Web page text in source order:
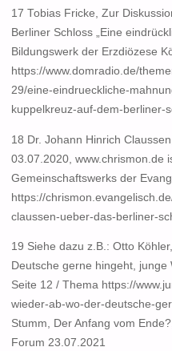
17 Tobias Fricke, Zur
Berliner Schloss „Eine
Bildungswerk der Erzdiözese
https://www.domradio.de/
29/eine-eindrueckliche-
kuppelkreuz-auf-dem-berliner-
18 Dr. Johann Hinrich
03.07.2020, www.chrismon.de
Gemeinschaftswerks der
https://
claussen-ueber-das-berliner-
19 Siehe dazu z.B.: Otto
Deutsche gerne hingeht,
Seite 12 / Thema https://
wieder-ab-wo-der-deutsche-
Stumm, Der Anfang vom
Forum 23.07.2021